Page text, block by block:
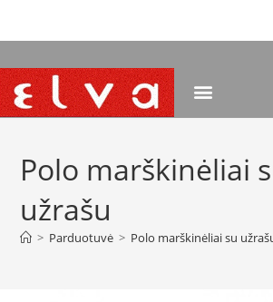
Polo marškinėliai
užrašu
> Parduotuvė > Polo marškinėliai su